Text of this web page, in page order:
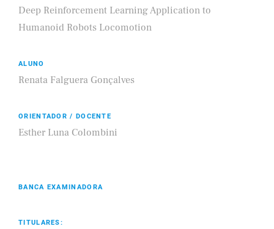
Deep Reinforcement Learning Application to
Humanoid Robots Locomotion
ALUNO
Renata Falguera Gonçalves
ORIENTADOR / DOCENTE
Esther Luna Colombini
BANCA EXAMINADORA
TITULARES: